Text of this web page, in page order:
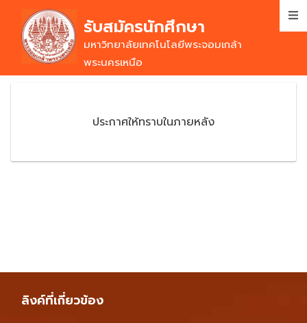
main
content
รับสมัครนักศึกษา
มหาวิทยาลัยเทคโนโลยีพระจอมเกล้า
พระนครเหนือ
ประกาศให้ทราบในภายหลัง
ลิงค์ที่เกี่ยวข้อง